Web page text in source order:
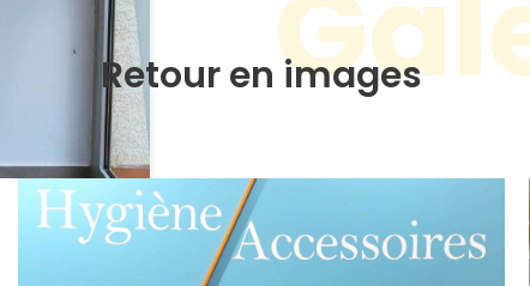
Retour en images